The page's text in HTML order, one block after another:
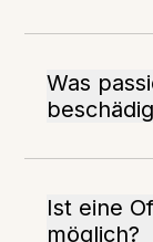
Was
Ist eine
möglich?